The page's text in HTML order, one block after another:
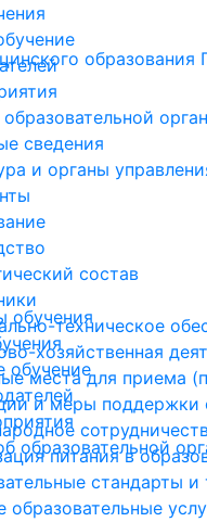
сведения
и органы
состав
техническое
хозяйственная
места для приема
и меры поддержки
питания в
стандарты и
образовательные
обучения
обучение
образовательной